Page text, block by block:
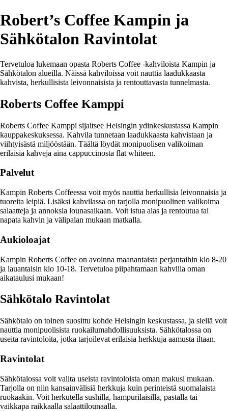
Robert’s Coffee Kampin ja
Sähkötalon Ravintolat
Tervetuloa lukemaan opasta Roberts Coffee -kahviloista Kampin ja
Sähkötalon alueilla. Näissä kahviloissa voit nauttia laadukkaasta
kahvista, herkullisista leivonnaisista ja rentouttavasta tunnelmasta.
Roberts Coffee Kamppi
Roberts Coffee Kamppi sijaitsee Helsingin ydinkeskustassa Kampin
kauppakeskuksessa. Kahvila tunnetaan laadukkaasta kahvistaan ja
viihtyisästä miljööstään. Täältä löydät monipuolisen valikoiman
erilaisia kahveja aina cappuccinosta flat whiteen.
Palvelut
Kampin Roberts Coffeessa voit myös nauttia herkullisia leivonnaisia ja
tuoreita leipiä. Lisäksi kahvilassa on tarjolla monipuolinen valikoima
salaatteja ja annoksia lounasaikaan. Voit istua alas ja rentoutua tai
napata kahvin ja välipalan mukaan matkalla.
Aukioloajat
Kampin Roberts Coffee on avoinna maanantaista perjantaihin klo 8-20
ja lauantaisin klo 10-18. Tervetuloa piipahtamaan kahvilla oman
aikataulusi mukaan!
Sähkötalo Ravintolat
Sähkötalo on toinen suosittu kohde Helsingin keskustassa, ja siellä voit
nauttia monipuolisista ruokailumahdollisuuksista. Sähkötalossa on
useita ravintoloita, jotka tarjoilevat erilaisia herkkuja aamusta iltaan.
Ravintolat
Sähkötalossa voit valita useista ravintoloista oman makusi mukaan.
Tarjolla on niin kansainvälisiä herkkuja kuin perinteistä suomalaista
ruokaakin. Voit herkutella sushilla, hampurilaisilla, pastalla tai
vaikkapa raikkaalla salaattilounaalla.